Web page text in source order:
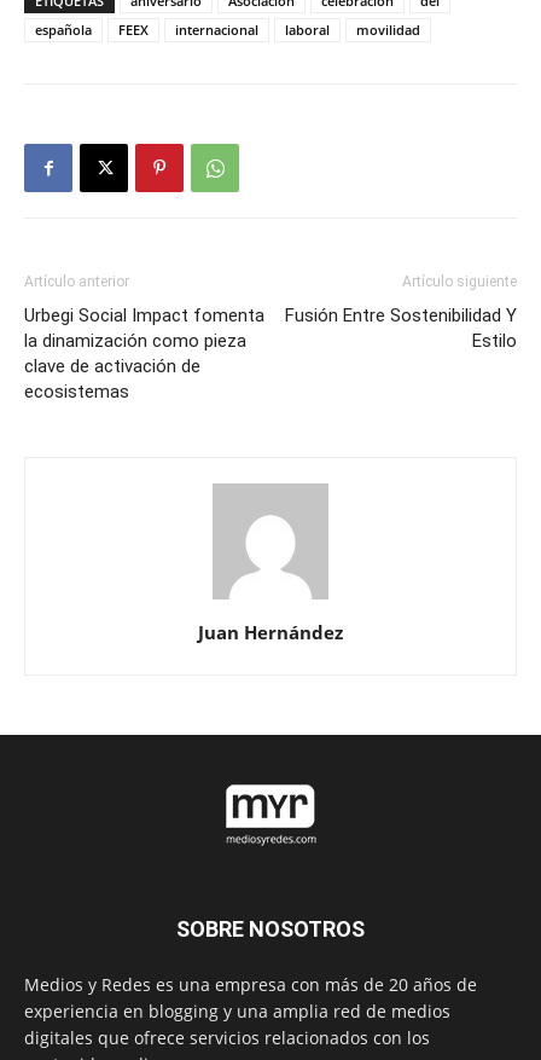
española
FEEX internacional laboral movilidad
Artículo anterior
Urbegi Social Impact fomenta
la dinamización como pieza
clave de activación de
ecosistemas
Artículo siguiente
Fusión Entre Sostenibilidad Y
Estilo
Juan Hernández
SOBRE NOSOTROS
Medios y Redes es una empresa con más de 20 años de
experiencia en blogging y una amplia red de medios
digitales que ofrece servicios relacionados con los